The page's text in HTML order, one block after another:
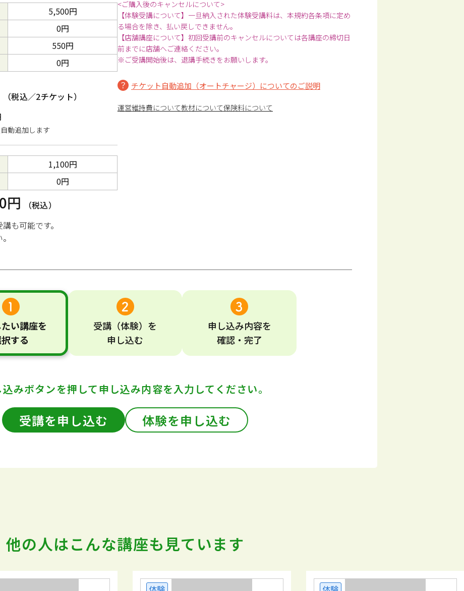
5,500円
0円
550円
0円
（税込／2チケット）
動追加します
1,100円
0円
円
（税込）
も可能です。
<ご購入後のキャンセルについて>
【体験受講について】一旦納入された体験受講料は、本規約各条項に定め
る場合を除き、払い戻しできません。
【店舗講座について】初回受講前のキャンセルについては各講座の締切日
前までに店舗へご連絡ください。
※ご受講開始後は、退講手続きをお願いします。
チケット自動追加（オートチャージ）についてのご説明
運営維持費について教材について保険料について
い講座を
する
受講 （体験） を
申し込む
申し込み内容を
確認・完了
みボタンを押して申し込み内容を入力してください。
受講を申し込む 体験を申し込む
他の人はこんな講座も見ています